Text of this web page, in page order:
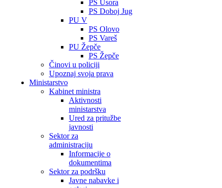
PS Usora
PS Doboj Jug
PU V
PS Olovo
PS Vareš
PU Žepče
PS Žepče
Činovi u policiji
Upoznaj svoja prava
Ministarstvo
Kabinet ministra
Aktivnosti
ministarstva
Ured za pritužbe
javnosti
Sektor za
administraciju
Informacije o
dokumentima
Sektor za podršku
Javne nabavke i